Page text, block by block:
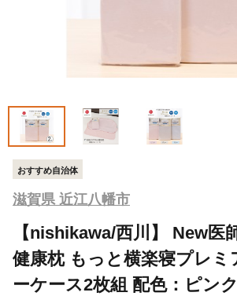
おすすめ自治体
滋賀県 近江八幡市
【nishikawa/西川】 New医
健康枕 もっと横楽寝プレミ
ーケース2枚組 配色：ピンク